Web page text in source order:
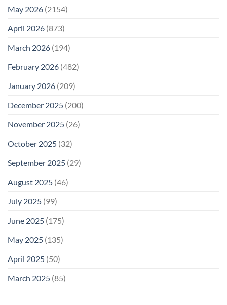
May 2026 (2154)
April 2026 (873)
March 2026 (194)
February 2026 (482)
January 2026 (209)
December 2025 (200)
November 2025 (26)
October 2025 (32)
September 2025 (29)
August 2025 (46)
July 2025 (99)
June 2025 (175)
May 2025 (135)
April 2025 (50)
March 2025 (85)